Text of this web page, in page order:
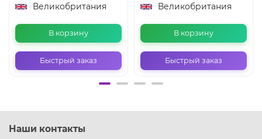
Великобритания
В корзину
Быстрый заказ
Великобритания
В корзину
Быстрый заказ
Наши контакты